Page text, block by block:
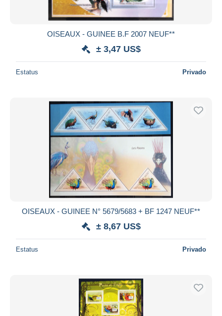
OISEAUX - GUINEE B.F 2007 NEUF**
± 3,47 US$
Estatus Privado
OISEAUX - GUINEE N° 5679/5683 + BF 1247 NEUF**
± 8,67 US$
Estatus Privado